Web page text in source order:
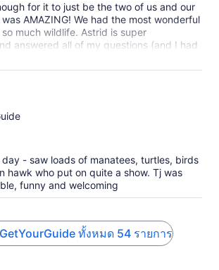
for it to just be the two of us and our
AMAZING! We had the most wonderful
much wildlife. Astrid is super
answered all of my questions (and I had
recommend enough - an incredibly special
will remember forever. It was also
took amazing pics that we purchased
and thoroughly enjoy the
the wildlife and nature!
- saw loads of manatees, turtles, birds
hawk who put on quite a show. Tj was
funny and welcoming
ทั้งหมด 54 รายการ